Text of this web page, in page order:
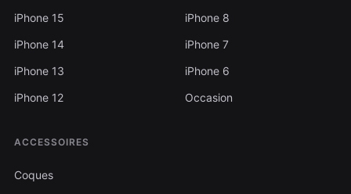
iPhone 15
iPhone 14
iPhone 13
iPhone 12
iPhone 8
iPhone 7
iPhone 6
Occasion
ACCESSOIRES
Coques